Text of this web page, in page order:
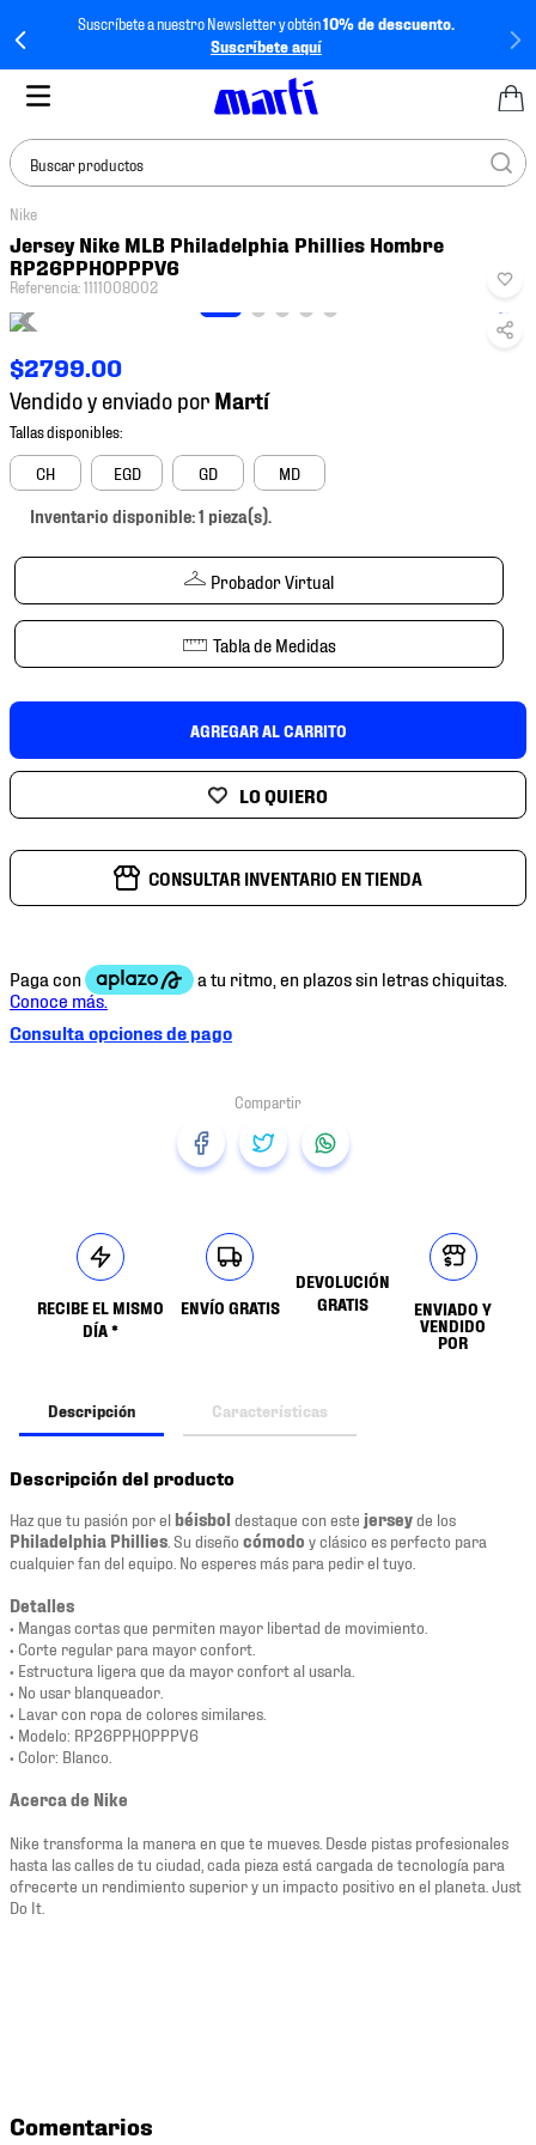
Suscríbete a nuestro Newsletter y obtén10% de descuento.
Suscríbete aquí
Buscar productos
Nike
Jersey Nike MLB Philadelphia Phillies Hombre
RP26PPHOPPPV6
Referencia:1111008002
$2799.00
Vendido y enviado por
CH EGD GD MD
Inventario disponible: 1 pieza(s).
Probador Virtual
Tabla de Medidas
AGREGAR AL CARRITO
CONSULTAR INVENTARIO EN TIENDA
Consulta opciones de pago
RECIBE EL MISMO
DÍA *
ENVÍO GRATIS
DEVOLUCIÓN
GRATIS
ENVIADO Y
VENDIDO
POR
Descripción Características
Descripción del producto
Haz que tu pasión por elbéisbol destaque con este jerseyde los
Philadelphia Phillies . Su diseño cómodo y clásico es perfecto para
cualquier fan del equipo. No esperes más para pedir el tuyo.
Detalles
• Mangas cortas que permiten mayor libertad de movimiento.
• Corte regular para mayor confort.
• Estructura ligera que da mayor confort al usarla.
• No usar blanqueador.
• Lavar con ropa de colores similares.
• Modelo: RP26PPHOPPPV6
• Color: Blanco.
Acerca de Nike
Nike transforma la manera en que te mueves. Desde pistas profesionales
hasta las calles de tu ciudad, cada pieza está cargada de tecnología para
ofrecerte un rendimiento superior y un impacto positivo en el planeta. Just
Do It.
Comentarios
TÉRMINOS MÁS
BUSCADOS
1.
tenis mujer
2.
3.
tenis
4
tenis futbol
jersey
6.
mochila
10. tenis nike